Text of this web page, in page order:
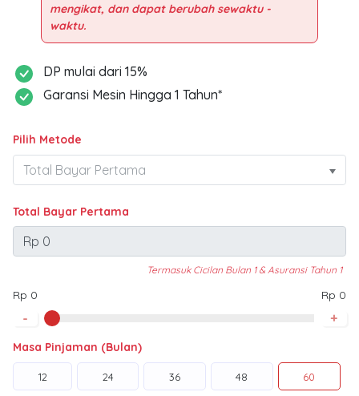
mengikat, dan dapat berubah sewaktu -
DP mulai dari 15%
Garansi Mesin Hingga 1 Tahun*
Pilih Metode
Total Bayar Pertama
Termasuk Cicilan Bulan 1 & Asuransi Tahun 1
Rp 0 Rp 0
- +
Masa Pinjaman (Bulan)
12 24 36 48 60